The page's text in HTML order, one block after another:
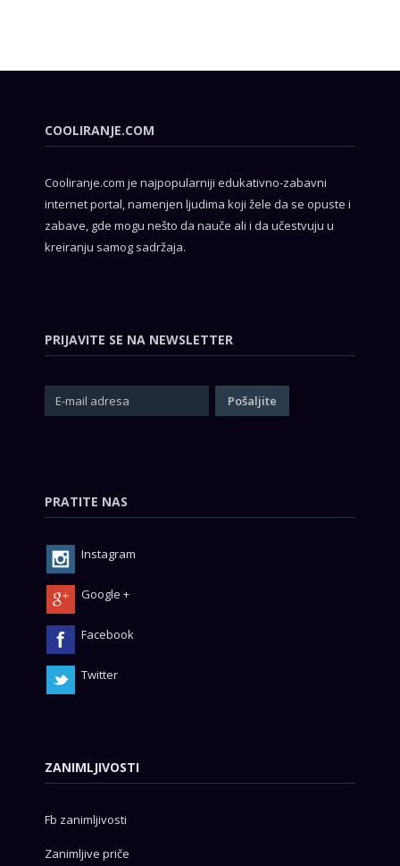
COOLIRANJE.COM
Cooliranje.com je najpopularniji edukativno-zabavni
internet portal, namenjen ljudima koji žele da se opuste i
zabave, gde mogu nešto da nauče ali i da učestvuju u
kreiranju samog sadržaja.
PRIJAVITE SE NA NEWSLETTER
PRATITE NAS
Instagram
Google +
Facebook
Twitter
ZANIMLJIVOSTI
Fb zanimljivosti
Zanimljive priče